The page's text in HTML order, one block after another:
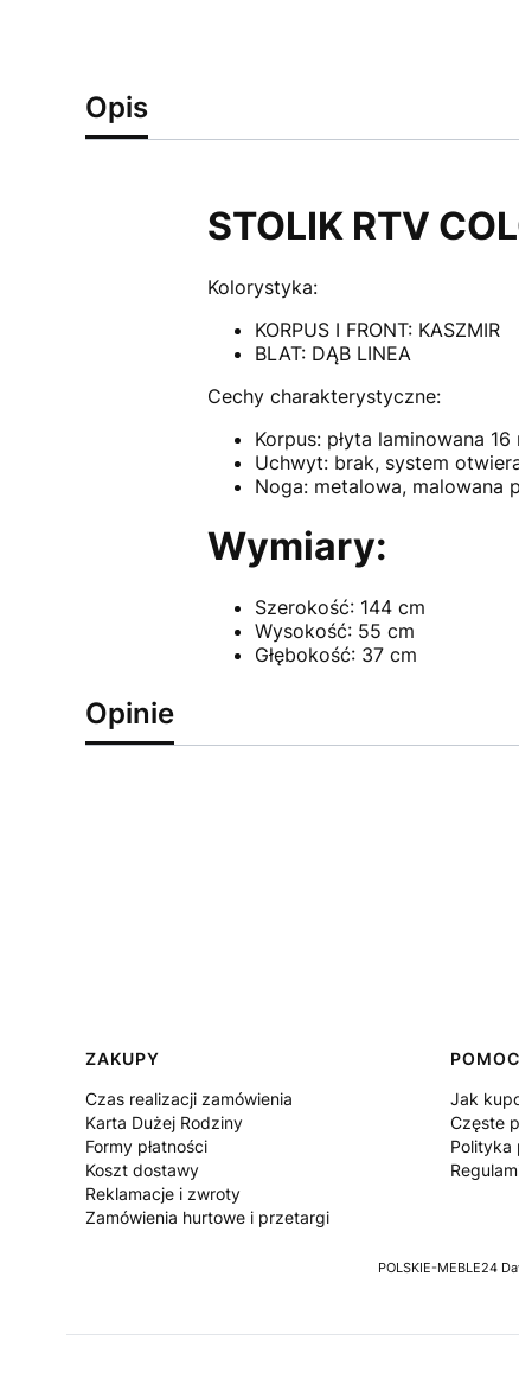
Opis
STOLIK RTV
Kolorystyka:
KORPUS I FRONT: KASZMIR
BLAT: DĄB LINEA
Cechy charakterystyczne:
Korpus: płyta laminowana
Uchwyt: brak, system
Noga: metalowa, malowana
Wymiary:
Szerokość: 144 cm
Wysokość: 55 cm
Głębokość: 37 cm
Opinie
Linki w stopce
ZAKUPY
Czas realizacji zamówienia
Karta Dużej Rodziny
Formy płatności
Koszt dostawy
Reklamacje i zwroty
Zamówienia hurtowe i przetargi
POMOC
Jak
Częste
Polityka
POLSKIE-MEBLE24